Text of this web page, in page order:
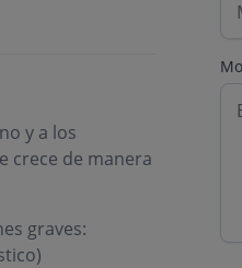
y a los
crece de manera
graves: